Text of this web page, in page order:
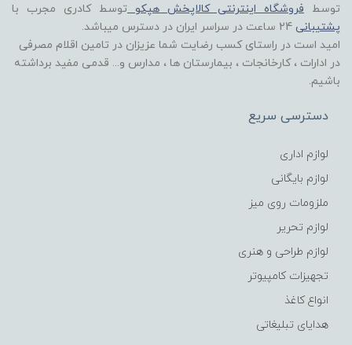
توسط فروشگاه اینترنتی کالاپخش هپکو
توسط کادری مجرب با
پشتیبانی
امید است در راستای کسب رضایت شما عزیزان در تامین اقلام مصرفی
در ادارات ، کارخانجات ، بیمارستان ها ، مدارس و... قدمی مفید برداشته
باشیم.
دسترسی سریع
لوازم اداری
لوازم بایگانی
ملزومات روی میز
لوازم تحریر
لوازم طراحی و هنری
تجهیزات کامپیوتر
انواع کاغذ
هدایای تبلیغاتی